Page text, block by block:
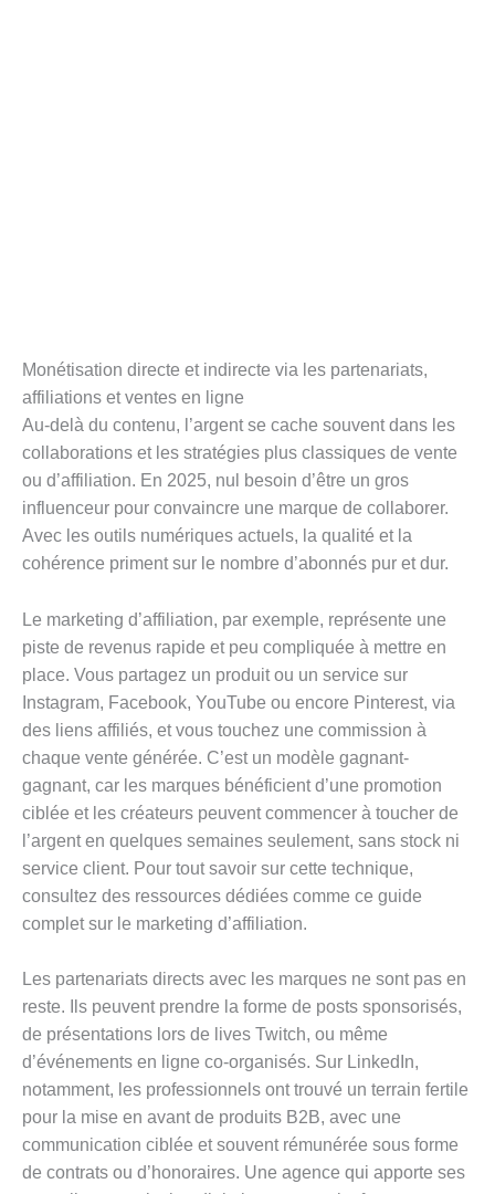
Monétisation directe et indirecte via les partenariats,
affiliations et ventes en ligne
Au-delà du contenu, l’argent se cache souvent dans les
collaborations et les stratégies plus classiques de vente
ou d’affiliation. En 2025, nul besoin d’être un gros
influenceur pour convaincre une marque de collaborer.
Avec les outils numériques actuels, la qualité et la
cohérence priment sur le nombre d’abonnés pur et dur.
Le marketing d’affiliation, par exemple, représente une
piste de revenus rapide et peu compliquée à mettre en
place. Vous partagez un produit ou un service sur
Instagram, Facebook, YouTube ou encore Pinterest, via
des liens affiliés, et vous touchez une commission à
chaque vente générée. C’est un modèle gagnant-
gagnant, car les marques bénéficient d’une promotion
ciblée et les créateurs peuvent commencer à toucher de
l’argent en quelques semaines seulement, sans stock ni
service client. Pour tout savoir sur cette technique,
consultez des ressources dédiées comme ce guide
complet sur le marketing d’affiliation.
Les partenariats directs avec les marques ne sont pas en
reste. Ils peuvent prendre la forme de posts sponsorisés,
de présentations lors de lives Twitch, ou même
d’événements en ligne co-organisés. Sur LinkedIn,
notamment, les professionnels ont trouvé un terrain fertile
pour la mise en avant de produits B2B, avec une
communication ciblée et souvent rémunérée sous forme
de contrats ou d’honoraires. Une agence qui apporte ses